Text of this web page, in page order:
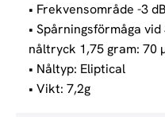
• Frekvensområde -3
• Spårningsförmåga
nåltryck 1,75 gram: 70
• Nåltyp: Eliptical
• Vikt: 7,2g